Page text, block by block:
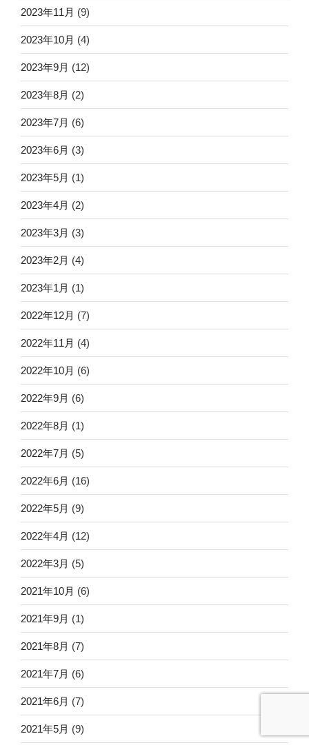
2023年11月 (9)
2023年10月 (4)
2023年9月 (12)
2023年8月 (2)
2023年7月 (6)
2023年6月 (3)
2023年5月 (1)
2023年4月 (2)
2023年3月 (3)
2023年2月 (4)
2023年1月 (1)
2022年12月 (7)
2022年11月 (4)
2022年10月 (6)
2022年9月 (6)
2022年8月 (1)
2022年7月 (5)
2022年6月 (16)
2022年5月 (9)
2022年4月 (12)
2022年3月 (5)
2021年10月 (6)
2021年9月 (1)
2021年8月 (7)
2021年7月 (6)
2021年6月 (7)
2021年5月 (9)